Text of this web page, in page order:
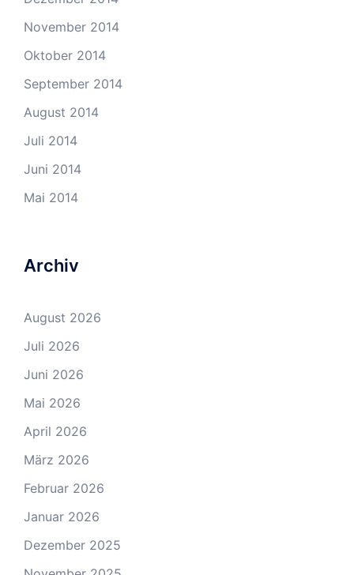
November 2014
Oktober 2014
September 2014
August 2014
Juli 2014
Juni 2014
Mai 2014
Archiv
August 2026
Juli 2026
Juni 2026
Mai 2026
April 2026
März 2026
Februar 2026
Januar 2026
Dezember 2025